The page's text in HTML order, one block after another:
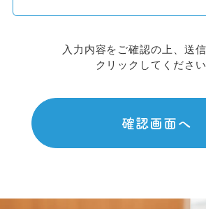
入力内容をご確認の上、送
クリックしてください
確認画面へ